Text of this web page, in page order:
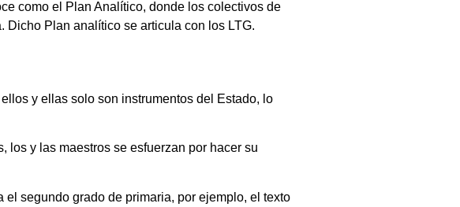
como el Plan Analítico, donde los colectivos de
Dicho Plan analítico se articula con los LTG.
y ellas solo son instrumentos del Estado, lo
los y las maestros se esfuerzan por hacer su
segundo grado de primaria, por ejemplo, el texto